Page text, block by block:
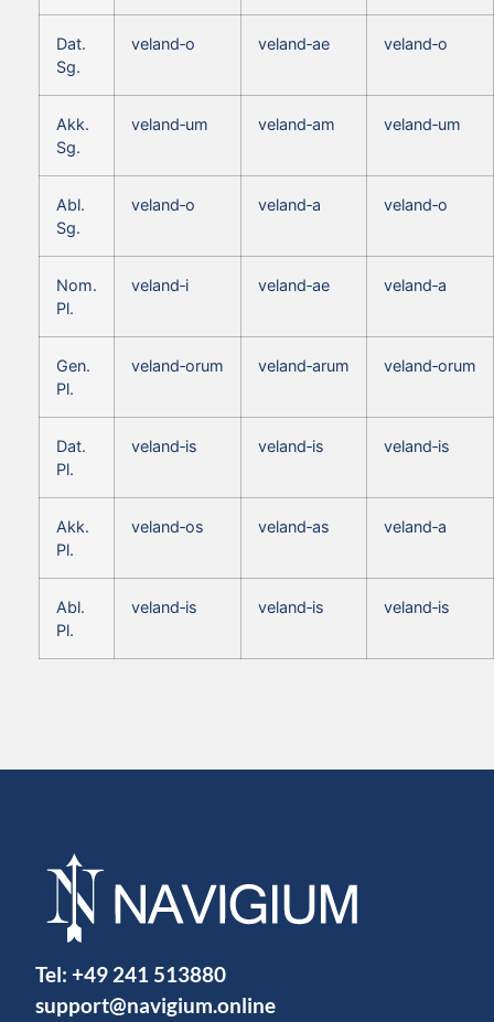
Dat.
Sg.
veland‑o veland‑ae veland‑o
Akk.
Sg.
veland‑um veland‑am veland‑um
Abl.
Sg.
veland‑o veland‑a veland‑o
Nom.
Pl.
veland‑i veland‑ae veland‑a
Gen.
Pl.
veland‑orum veland‑arum veland‑orum
Dat.
Pl.
veland‑is veland‑is veland‑is
Akk.
Pl.
veland‑os veland‑as veland‑a
Abl.
Pl.
veland‑is veland‑is veland‑is
Tel: +49 241 513880
support@navigium.online